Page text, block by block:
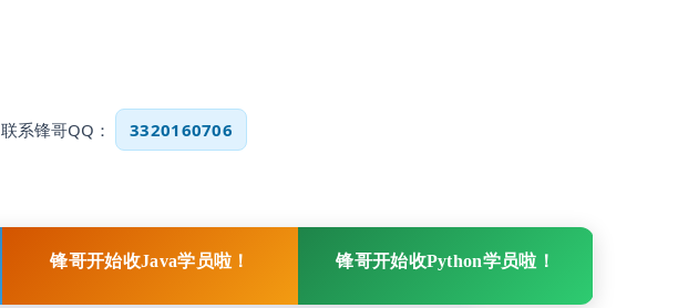
联系锋哥QQ： 3320160706
锋哥开始收Java学员啦！ 锋哥开始收Python学员啦！